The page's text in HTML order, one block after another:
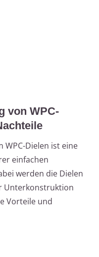
von WPC-
WPC-Dielen ist eine
einfachen
werden die Dielen
Unterkonstruktion
Vorteile und